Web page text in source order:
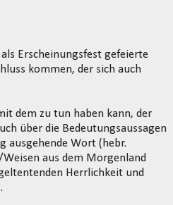
Erscheinungsfest gefeierte
kommen, der sich auch
dem zu tun haben kann, der
über die Bedeutungsaussagen
ausgehende Wort (hebr.
aus dem Morgenland
Herrlichkeit und